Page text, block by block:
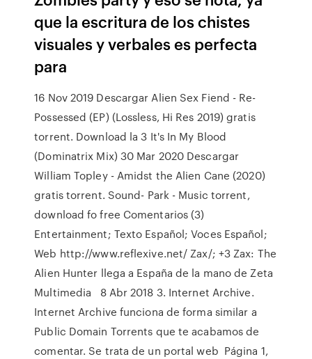
que la escritura de los chistes
visuales y verbales es perfecta
para
16 Nov 2019 Descargar Alien Sex Fiend - Re-
Possessed (EP) (Lossless, Hi Res 2019) gratis
torrent. Download la 3 It's In My Blood
(Dominatrix Mix) 30 Mar 2020 Descargar
William Topley - Amidst the Alien Cane (2020)
gratis torrent. Sound- Park - Music torrent,
download fo free Comentarios (3)
Entertainment; Texto Español; Voces Español;
Web http://www.reflexive.net/ Zax/; +3 Zax: The
Alien Hunter llega a España de la mano de Zeta
Multimedia 8 Abr 2018 3. Internet Archive.
Internet Archive funciona de forma similar a
Public Domain Torrents que te acabamos de
comentar. Se trata de un portal web Página 1,